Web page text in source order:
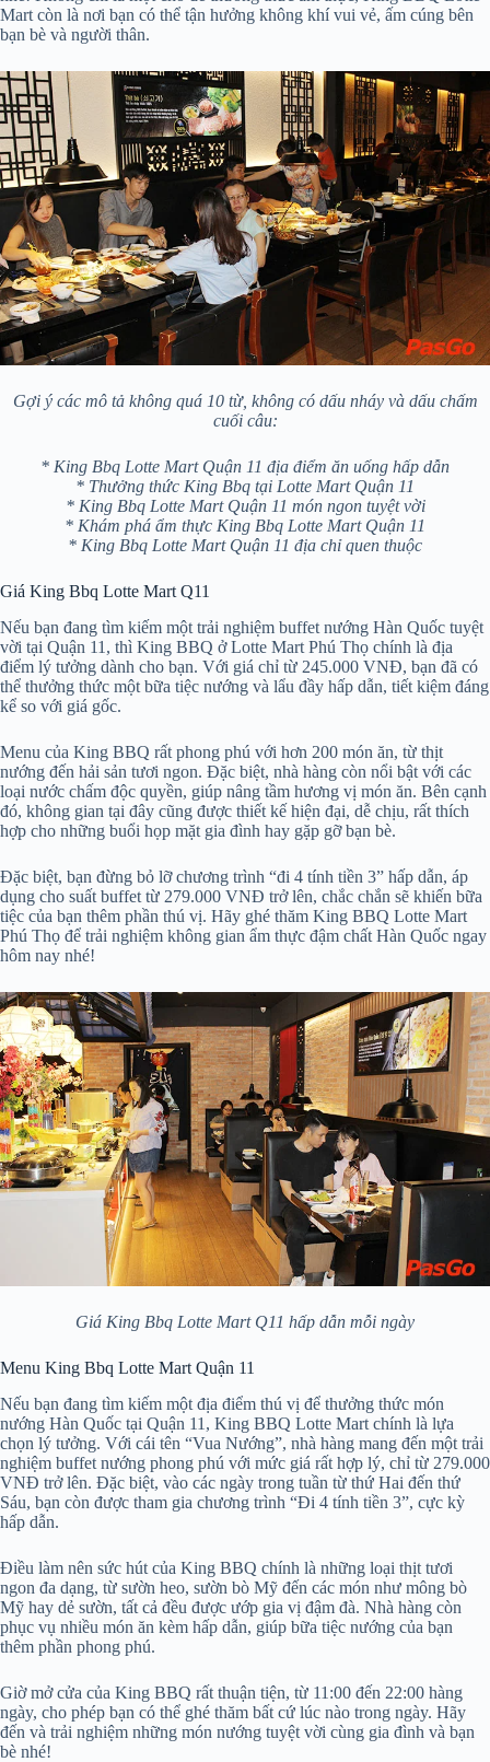
Mart còn là nơi bạn có thể tận hưởng không khí vui vẻ, ấm cúng bên
bạn bè và người thân.
Gợi ý các mô tả không quá 10 từ, không có dấu nháy và dấu chấm
cuối câu:
* King Bbq Lotte Mart Quận 11 địa điểm ăn uống hấp dẫn
* Thưởng thức King Bbq tại Lotte Mart Quận 11
* King Bbq Lotte Mart Quận 11 món ngon tuyệt vời
* Khám phá ẩm thực King Bbq Lotte Mart Quận 11
* King Bbq Lotte Mart Quận 11 địa chỉ quen thuộc
Giá King Bbq Lotte Mart Q11
Nếu bạn đang tìm kiếm một trải nghiệm buffet nướng Hàn Quốc tuyệt
vời tại Quận 11, thì King BBQ ở Lotte Mart Phú Thọ chính là địa
điểm lý tưởng dành cho bạn. Với giá chỉ từ 245.000 VNĐ, bạn đã có
thể thưởng thức một bữa tiệc nướng và lẩu đầy hấp dẫn, tiết kiệm đáng
kể so với giá gốc.
Menu của King BBQ rất phong phú với hơn 200 món ăn, từ thịt
nướng đến hải sản tươi ngon. Đặc biệt, nhà hàng còn nổi bật với các
loại nước chấm độc quyền, giúp nâng tầm hương vị món ăn. Bên cạnh
đó, không gian tại đây cũng được thiết kế hiện đại, dễ chịu, rất thích
hợp cho những buổi họp mặt gia đình hay gặp gỡ bạn bè.
Đặc biệt, bạn đừng bỏ lỡ chương trình “đi 4 tính tiền 3” hấp dẫn, áp
dụng cho suất buffet từ 279.000 VNĐ trở lên, chắc chắn sẽ khiến bữa
tiệc của bạn thêm phần thú vị. Hãy ghé thăm King BBQ Lotte Mart
Phú Thọ để trải nghiệm không gian ẩm thực đậm chất Hàn Quốc ngay
hôm nay nhé!
Giá King Bbq Lotte Mart Q11 hấp dẫn mỗi ngày
Menu King Bbq Lotte Mart Quận 11
Nếu bạn đang tìm kiếm một địa điểm thú vị để thưởng thức món
nướng Hàn Quốc tại Quận 11, King BBQ Lotte Mart chính là lựa
chọn lý tưởng. Với cái tên “Vua Nướng”, nhà hàng mang đến một trải
nghiệm buffet nướng phong phú với mức giá rất hợp lý, chỉ từ 279.000
VNĐ trở lên. Đặc biệt, vào các ngày trong tuần từ thứ Hai đến thứ
Sáu, bạn còn được tham gia chương trình “Đi 4 tính tiền 3”, cực kỳ
hấp dẫn.
Điều làm nên sức hút của King BBQ chính là những loại thịt tươi
ngon đa dạng, từ sườn heo, sườn bò Mỹ đến các món như mông bò
Mỹ hay dẻ sườn, tất cả đều được ướp gia vị đậm đà. Nhà hàng còn
phục vụ nhiều món ăn kèm hấp dẫn, giúp bữa tiệc nướng của bạn
thêm phần phong phú.
Giờ mở cửa của King BBQ rất thuận tiện, từ 11:00 đến 22:00 hàng
ngày, cho phép bạn có thể ghé thăm bất cứ lúc nào trong ngày. Hãy
đến và trải nghiệm những món nướng tuyệt vời cùng gia đình và bạn
bè nhé!